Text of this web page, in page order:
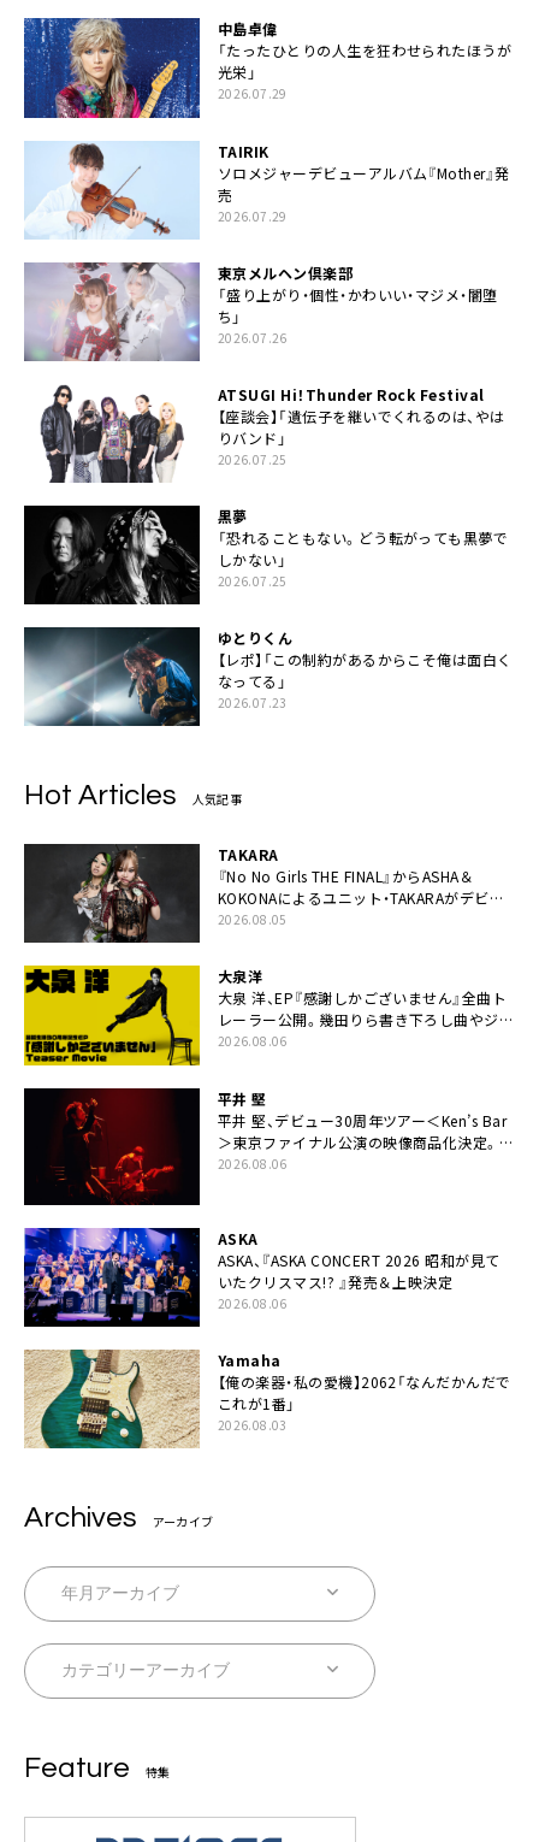
中島卓偉
「たったひとりの人生を狂わせられたほうが
光栄」
2026.07.29
TAIRIK
ソロメジャーデビューアルバム『Mother』発
売
2026.07.29
東京メルヘン倶楽部
「盛り上がり・個性・かわいい・マジメ・闇堕
ち」
2026.07.26
ATSUGI Hi！Thunder Rock Festival
【座談会】「遺伝子を継いでくれるのは、やは
りバンド」
2026.07.25
黒夢
「恐れることもない。どう転がっても黒夢で
しかない」
2026.07.25
ゆとりくん
【レポ】「この制約があるからこそ俺は面白く
なってる」
2026.07.23
Hot Articles 人気記事
TAKARA
『No No Girls THE FINAL』からASHA＆
KOKONAによるユニット・TAKARAがデビュ
ー
2026.08.05
大泉洋
大泉 洋、EP『感謝しかございません』全曲ト
レーラー公開。幾田りら書き下ろし曲やジャ
ズピアニスト・小曽根真による提供曲のレコ
2026.08.06
平井 堅
平井 堅、デビュー30周年ツアー＜Ken’s Bar
＞東京ファイナル公演の映像商品化決定。ブ
ックレットには平井堅のメッセージ掲載も
2026.08.06
ASKA
ASKA、『ASKA CONCERT 2026 昭和が見て
いたクリスマス!? 』発売＆上映決定
2026.08.06
Yamaha
【俺の楽器・私の愛機】2062「なんだかんだで
これが1番」
2026.08.03
Archives アーカイブ
Feature 特集